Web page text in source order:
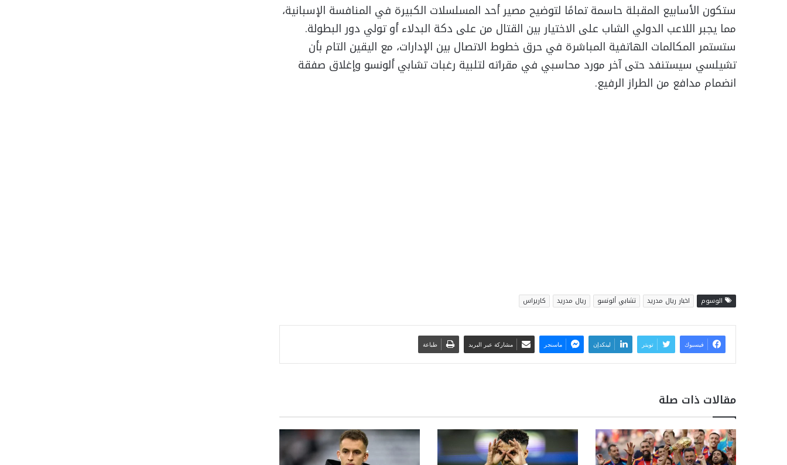
ستكون الأسابيع المقبلة حاسمة تمامًا لتوضيح مصير أحد المسلسلات الكبيرة في المنافسة الإسبانية،
مما يجبر اللاعب الدولي الشاب على الاختيار بين القتال من على دكة البدلاء أو تولي دور البطولة.
ستستمر المكالمات الهاتفية المباشرة في حرق خطوط الاتصال بين الإدارات، مع اليقين التام بأن
تشيلسي سيستنفد حتى آخر مورد محاسبي في مقراته لتلبية رغبات تشابي ألونسو وإغلاق صفقة
انضمام مدافع من الطراز الرفيع.
الوسوم اخبار ريال مدريد تشابي ألونسو ريال مدريد كاريراس
فيسبوك تويتر لينكدإن ماسنجر مشاركة عبر البريد طباعة
مقالات ذات صلة